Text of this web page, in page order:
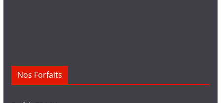
Nos Forfaits